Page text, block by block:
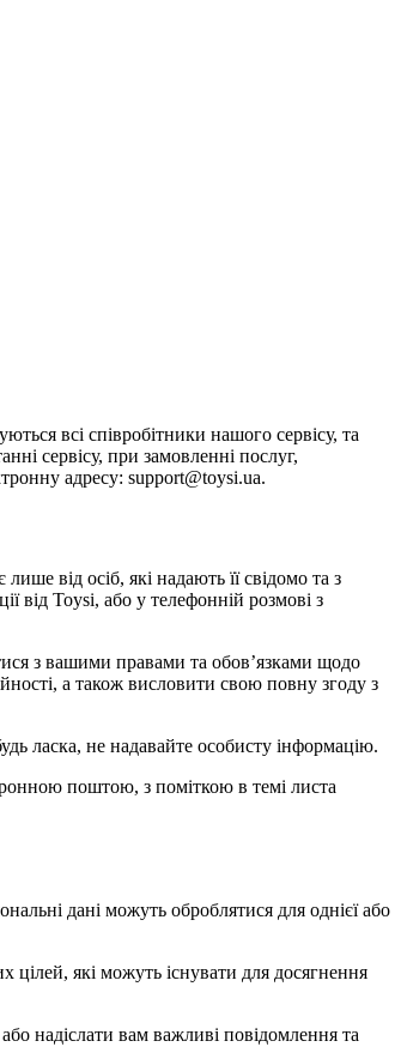
всі співробітники нашого сервісу, та
сервісу, при замовленні послуг,
адресу: support@toysi.ua.
від осіб, які надають її свідомо та з
від Toysi, або у телефонній розмові з
з вашими правами та обов’язками щодо
а також висловити свою повну згоду з
ласка, не надавайте особисту інформацію.
поштою, з поміткою в темі листа
дані можуть оброблятися для однієї або
цілей, які можуть існувати для досягнення
надіслати вам важливі повідомлення та